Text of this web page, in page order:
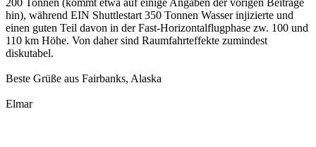
hin), während EIN Shuttlestart 350 Tonnen Wasser injizierte und
einen guten Teil davon in der Fast-Horizontalflugphase zw. 100 und
110 km Höhe. Von daher sind Raumfahrteffekte zumindest
diskutabel.
Beste Grüße aus Fairbanks, Alaska
Elmar